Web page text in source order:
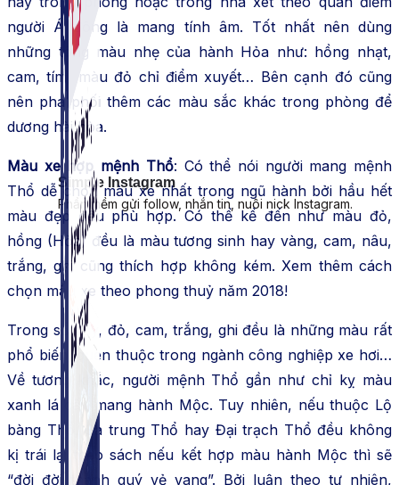
Simple Instagram
Phần mềm gửi follow, nhắn tin, nuôi nick Instagram.
người Á đông là mang tính âm. Tốt nhất nên dùng
những tông màu nhẹ của hành Hỏa như: hồng nhạt,
cam, tím, màu đỏ chỉ điểm xuyết… Bên cạnh đó cũng
nên pha phối thêm các màu sắc khác trong phòng để
dương hài hòa.
Màu xe hợp mệnh Thổ: Có thể nói người mang mệnh
Thổ dễ chọn màu xe nhất trong ngũ hành bởi hầu hết
màu đẹp đều phù hợp. Có thể kể đến như màu đỏ,
hồng (Hỏa) đều là màu tương sinh hay vàng, cam, nâu,
trắng, ghi cũng thích hợp không kém. Xem thêm cách
chọn màu xe theo phong thuỷ năm 2018!
Trong số này, đỏ, cam, trắng, ghi đều là những màu rất
phổ biến, quen thuộc trong ngành công nghiệp xe hơi…
Về tương khắc, người mệnh Thổ gần như chỉ kỵ màu
xanh lá cây mang hành Mộc. Tuy nhiên, nếu thuộc Lộ
bàng Thổ, Sa trung Thổ hay Đại trạch Thổ đều không
kị trái lại theo sách nếu kết hợp màu hành Mộc thì sẽ
“đời đời thanh quý vẻ vang”. Bởi luận theo tự nhiên,